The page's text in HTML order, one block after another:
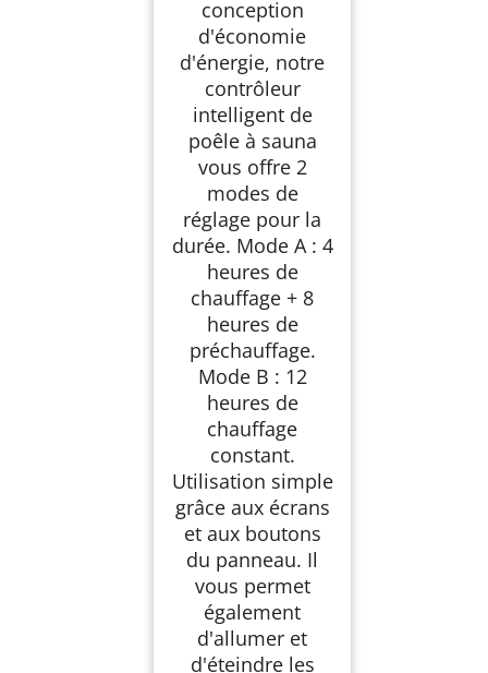
conception
d'économie
d'énergie, notre
contrôleur
intelligent de
poêle à sauna
vous offre 2
modes de
réglage pour la
durée. Mode A : 4
heures de
chauffage + 8
heures de
préchauffage.
Mode B : 12
heures de
chauffage
constant.
Utilisation simple
grâce aux écrans
et aux boutons
du panneau. Il
vous permet
également
d'allumer et
d'éteindre les